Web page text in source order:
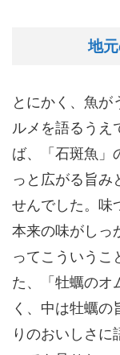
地
とにかく、魚が
ルメを語るうえ
ば、「石斑魚」
っと広がる旨み
せんでした。味
本来の味がしっ
ってこういうこ
た、「牡蠣のオ
く、中は牡蠣の
りのおいしさ